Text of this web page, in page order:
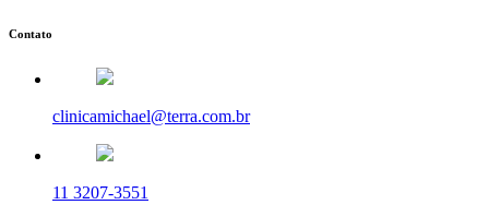
Contato
clinicamichael@terra.com.br
11 3207-3551